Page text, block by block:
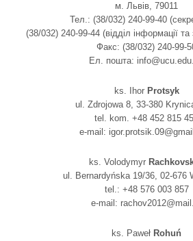
м. Львів, 79011
Тел.: (38/032) 240-99-40
(38/032) 240-99-44 (відділ інформації та
Факс: (38/032) 240-99-
Ел. пошта:
ks. Ihor Protsyk
ul. Zdrojowa 8, 33-380
tel. kom. +48 452 815
e-mail:
ks. Volodymyr
ul. Bernardyńska 19/36, 02-676
tel.: +48 576 003 857
e-mail:
ks. Paweł Rohuń